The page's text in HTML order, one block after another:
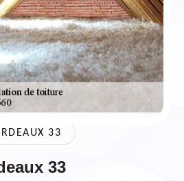
33
33